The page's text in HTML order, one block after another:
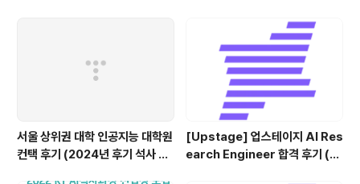
서울 상위권 대학 인공지능 대학원
컨택 후기 (2024년 후기 석사 지
[Upstage] 업스테이지 AI Res
earch Engineer 합격 후기 (정